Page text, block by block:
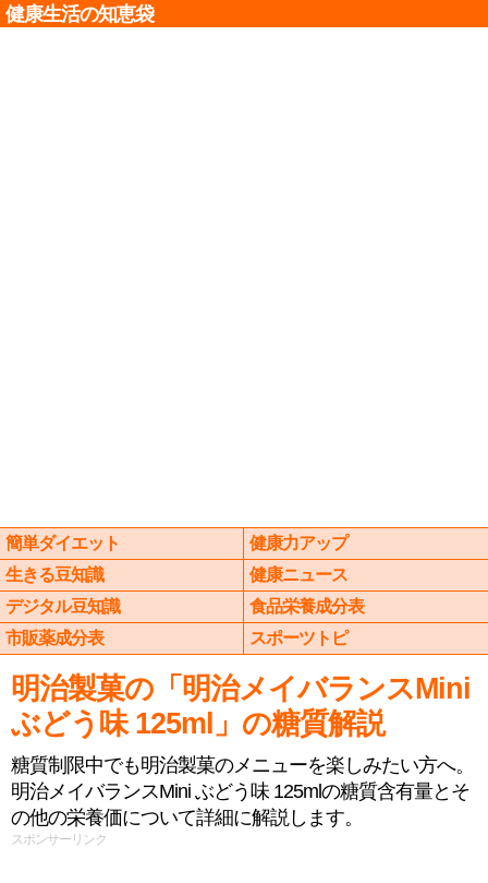
健康生活の知恵袋
簡単ダイエット
健康力アップ
生きる豆知識
健康ニュース
デジタル豆知識
食品栄養成分表
市販薬成分表
スポーツトピ
明治製菓の「明治メイバランスMini
ぶどう味 125ml」の糖質解説
糖質制限中でも明治製菓のメニューを楽しみたい方へ。
明治メイバランスMini ぶどう味 125mlの糖質含有量とそ
の他の栄養価について詳細に解説します。
スポンサーリンク